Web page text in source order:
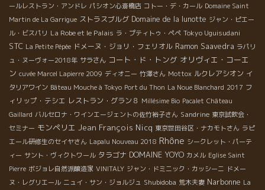
ールレストラン・アンドレ パシオン心斎橋店 コトー・デ・カール Domaine Saint
Martin de La Garrigue ストラスブルグ Domaine de la lunotte ジャン・ピエー
ル・ビスパリ La Robe et le Palais ラ・プティトゥ・ペペ Tokyo Uguisudani
STC La Petite Pépée ドメーヌ・ジョリ・フェリオル Ramon Saavedra ラパリ
ュ・ヌーヴォー2018年 サラさん コート・ド・トング オリヴィエ・コーエ
ン cuvée Marcel Lapierre 2009 ディオニー 竹澤さん Mottox ルクレアシオン イ
タリアワイン Bâteau Mouche à Tokyo Port du Thon La Noue Blanchard 2017 フ
ィリップ・テシエ レストラン・グラン８ Millésime Bio Pacalet Château
Gaillard バルセロナ・ワインエージェントの佐竹裕子さん Sandrine 東京試飲会・
セミナー モンペリエ Jean François Nicq 東京世田谷区・ナカモトさん ラピ
エール研修生のセイヤさん Lapalu Nouveau 2018 Rhône シークレット・パーテ
ィー サント・ヴィクトワール タラゴナ DOMAINE YOYO カメル Eglise Saint
Pierre ボジョレ自然派醸造家 VINITALY ジャン・ドミニック・カッシーニ ドメー
ヌ・レグリエール ニュイ・サン・ジョルジュ Shubidoba 荒木夫妻 Narbonne La